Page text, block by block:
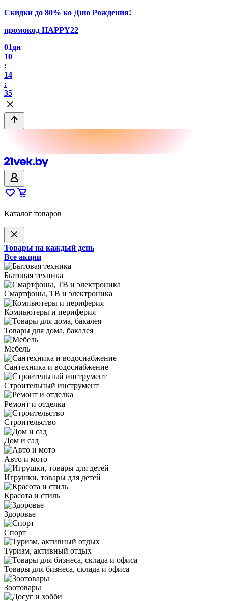
Скидки до 80% ко Дню Рождения!
промокод HAPPY22
01дн
10
:
14
:
35
Каталог товаров
Товары на каждый день
Все акции
Бытовая техника
Смартфоны, ТВ и электроника
Компьютеры и периферия
Товары для дома, бакалея
Мебель
Сантехника и водоснабжение
Строительный инструмент
Ремонт и отделка
Строительство
Дом и сад
Авто и мото
Игрушки, товары для детей
Красота и стиль
Здоровье
Спорт
Туризм, активный отдых
Товары для бизнеса, склада и офиса
Зоотовары